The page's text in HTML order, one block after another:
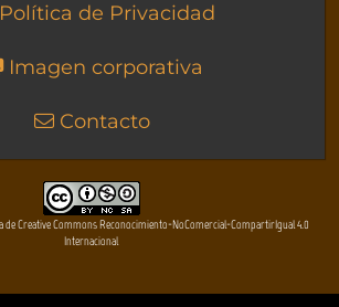
Política de Privacidad
Imagen corporativa
Contacto
de Creative Commons Reconocimiento-NoComercial-CompartirIgual 4.0
Internacional